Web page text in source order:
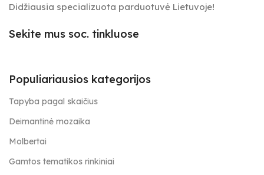
Didžiausia specializuota parduotuvė Lietuvoje!
Sekite mus soc. tinkluose
Populiariausios kategorijos
Tapyba pagal skaičius
Deimantinė mozaika
Molbertai
Gamtos tematikos rinkiniai